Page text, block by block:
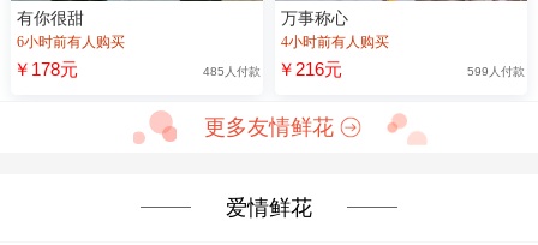
有你很甜
6小时前有人购买
￥178元 485人付款
万事称心
4小时前有人购买
￥216元 599人付款
更多友情鲜花
爱情鲜花